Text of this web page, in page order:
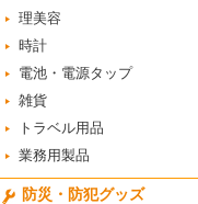
理美容
時計
電池・電源タップ
雑貨
トラベル用品
業務用製品
防災・防犯グッズ